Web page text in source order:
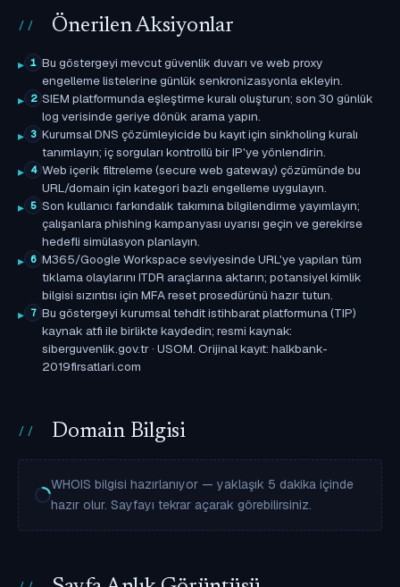
Önerilen Aksiyonlar
1 Bu göstergeyi mevcut güvenlik duvarı ve web proxy
engelleme listelerine günlük senkronizasyonla ekleyin.
2 SIEM platformunda eşleştirme kuralı oluşturun; son 30 günlük
log verisinde geriye dönük arama yapın.
3 Kurumsal DNS çözümleyicide bu kayıt için sinkholing kuralı
tanımlayın; iç sorguları kontrollü bir IP'ye yönlendirin.
4 Web içerik filtreleme (secure web gateway) çözümünde bu
URL/domain için kategori bazlı engelleme uygulayın.
5 Son kullanıcı farkındalık takımına bilgilendirme yayımlayın;
çalışanlara phishing kampanyası uyarısı geçin ve gerekirse
hedefli simülasyon planlayın.
6 M365/Google Workspace seviyesinde URL'ye yapılan tüm
tıklama olaylarını ITDR araçlarına aktarın; potansiyel kimlik
bilgisi sızıntısı için MFA reset prosedürünü hazır tutun.
7 Bu göstergeyi kurumsal tehdit istihbarat platformuna (TIP)
kaynak atfı ile birlikte kaydedin; resmi kaynak:
siberguvenlik.gov.tr · USOM. Orijinal kayıt: halkbank-
2019firsatlari.com
Domain Bilgisi
WHOIS bilgisi hazırlanıyor — yaklaşık 5 dakika içinde
hazır olur. Sayfayı tekrar açarak görebilirsiniz.